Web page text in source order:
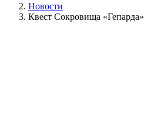
Новости
Квест Сокровища «Гепарда»